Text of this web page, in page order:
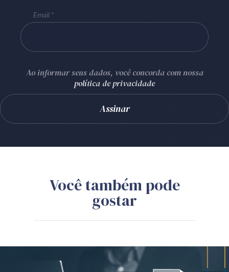
Email
Ao informar seus dados, você concorda com nossa
política de privacidade
Você também pode
gostar